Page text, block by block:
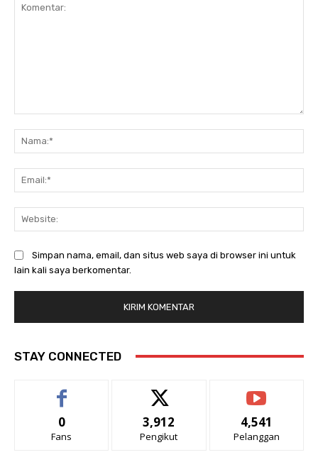
Simpan nama, email, dan situs web saya di browser ini untuk
lain kali saya berkomentar.
STAY CONNECTED
0
Fans
3,912
Pengikut
4,541
Pelanggan